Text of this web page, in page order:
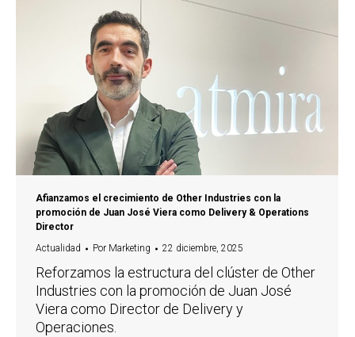
Afianzamos el crecimiento de Other Industries con la
promoción de Juan José Viera como Delivery & Operations
Director
Actualidad
Por Marketing 22 diciembre, 2025
Reforzamos la estructura del clúster de Other
Industries con la promoción de Juan José
Viera como Director de Delivery y
Operaciones.